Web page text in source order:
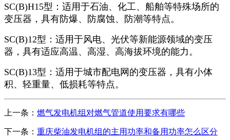
SC(B)H15型：适用于石油、化工、船舶等特殊场所的
变压器，具有防爆、防腐蚀、防潮等特点。
SC(B)12型：适用于风电、光伏等新能源领域的变压
器，具有适应高温、高湿、高海拔环境的能力。
SC(B)13型：适用于城市配电网的变压器，具有小体
积、轻重量、低损耗等特点。
上一条： 燃气发电机组对燃气管道使用要求有哪些
下一条： 重庆柴油发电机组的主用功率和备用功率怎么区分